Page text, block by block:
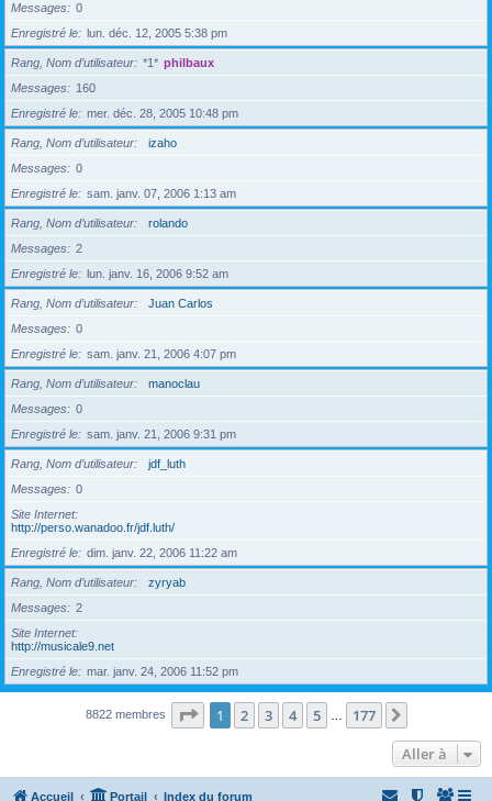
Messages
0
Enregistré le
lun. déc. 12, 2005 5:38 pm
Rang, Nom d’utilisateur *1* philbaux
Messages
160
Enregistré le
mer. déc. 28, 2005 10:48 pm
Rang, Nom d’utilisateur
izaho
Messages
0
Enregistré le
sam. janv. 07, 2006 1:13 am
Rang, Nom d’utilisateur
rolando
Messages
2
Enregistré le
lun. janv. 16, 2006 9:52 am
Rang, Nom d’utilisateur
Juan Carlos
Messages
0
Enregistré le
sam. janv. 21, 2006 4:07 pm
Rang, Nom d’utilisateur
manoclau
Messages
0
Enregistré le
sam. janv. 21, 2006 9:31 pm
Rang, Nom d’utilisateur
jdf_luth
Messages
0
Site Internet
http://perso.wanadoo.fr/jdf.luth/
Enregistré le
dim. janv. 22, 2006 11:22 am
Rang, Nom d’utilisateur
zyryab
Messages
2
Site Internet
http://musicale9.net
Enregistré le
mar. janv. 24, 2006 11:52 pm
8822 membres Page 1sur177
1 2 3 4 5 177
Aller à
Accueil Portail Index du forum